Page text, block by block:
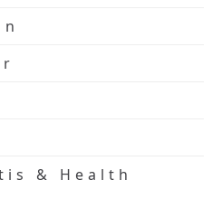
& Health